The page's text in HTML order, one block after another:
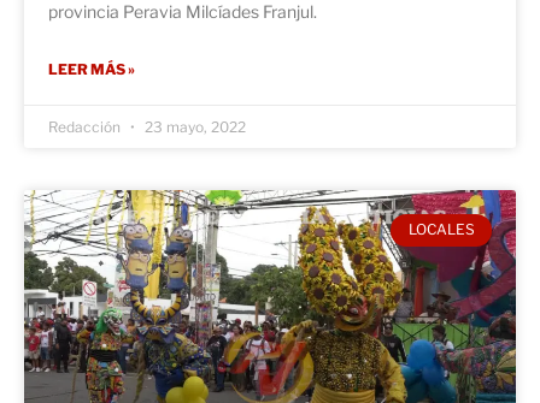
provincia Peravia Milcíades Franjul.
LEER MÁS »
Redacción 23 mayo, 2022
LOCALES